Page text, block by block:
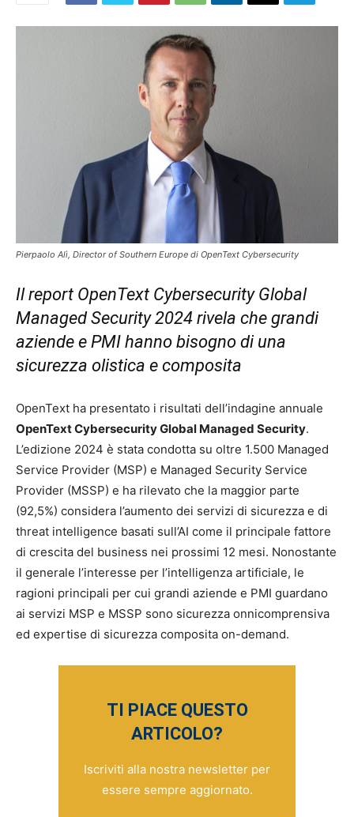
Pierpaolo Alì, Director of Southern Europe di OpenText Cybersecurity
Il report OpenText Cybersecurity Global
Managed Security 2024 rivela che grandi
aziende e PMI hanno bisogno di una
sicurezza olistica e composita
OpenText ha presentato i risultati dell’indagine annuale
OpenText Cybersecurity Global Managed Security.
L’edizione 2024 è stata condotta su oltre 1.500 Managed
Service Provider (MSP) e Managed Security Service
Provider (MSSP) e ha rilevato che la maggior parte
(92,5%) considera l’aumento dei servizi di sicurezza e di
threat intelligence basati sull’AI come il principale fattore
di crescita del business nei prossimi 12 mesi. Nonostante
il generale l’interesse per l’intelligenza artificiale, le
ragioni principali per cui grandi aziende e PMI guardano
ai servizi MSP e MSSP sono sicurezza onnicomprensiva
ed expertise di sicurezza composita on-demand.
TI PIACE QUESTO
ARTICOLO?
Iscriviti alla nostra newsletter per
essere sempre aggiornato.